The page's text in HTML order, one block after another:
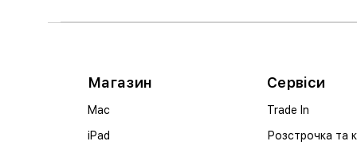
Магазин
Mac
iPad
Сервіси
Trade In
Розстрочка та